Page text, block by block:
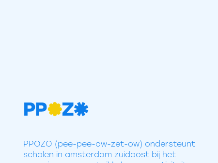
PPOZO (pee-pee-ow-zet-ow) ondersteunt
scholen in amsterdam zuidoost bij het